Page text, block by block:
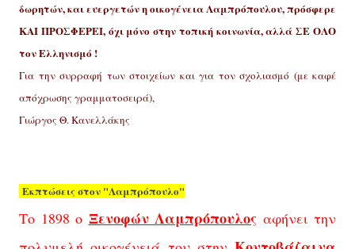
δωρητών, και ευεργετών η οικογένεια Λαμπρόπουλου, πρόσφερε
ΚΑΙ ΠΡΟΣΦΕΡΕΙ, όχι μόνο στην τοπική κοινωνία, αλλά ΣΕ ΟΛΟ
τον Ελληνισμό !
Για την συρραφή των στοιχείων και για τον σχολιασμό (με καφέ
απόχρωσης γραμματοσειρά),
Γιώργος Θ. Κανελλάκης
Εκπτώσεις στον "Λαμπρόπουλο"
Το 1898 ο Ξενοφών Λαμπρόπουλος αφήνει την